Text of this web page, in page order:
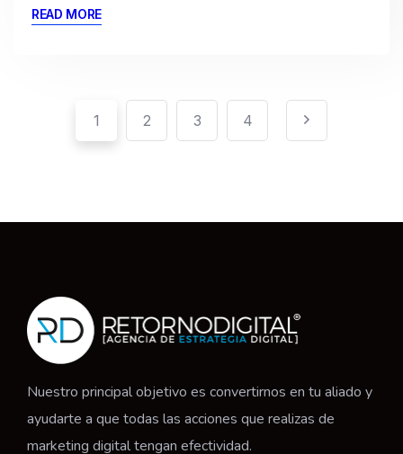
READ MORE
Paginación
Pagination
1 2 3 4
Nuestro principal objetivo es convertirnos en tu aliado y
ayudarte a que todas las acciones que realizas de
marketing digital tengan efectividad.